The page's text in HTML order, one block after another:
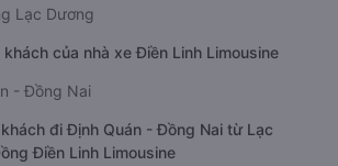
Lạc Dương
của nhà xe Điền Linh Limousine
- Đồng Nai
đi Định Quán - Đồng Nai từ Lạc
Điền Linh Limousine